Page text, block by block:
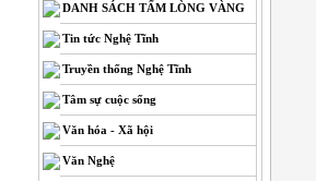
DANH SÁCH TẤM LÒNG VÀNG
Tin tức Nghệ Tĩnh
Truyền thống Nghệ Tĩnh
Tâm sự cuộc sống
Văn hóa - Xã hội
Văn Nghệ